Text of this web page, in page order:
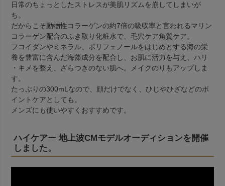
日常のちょっとしたストレスが美肌リズムを崩してしまいが
ち。
だからこそ動物性コラーゲンの約7倍の吸収率と言われるマリン
コラーゲン配合のふき取り化粧水で、毛穴ケア角質ケア。
フコイダンやミネラル、ポリフェノールをはじめとする海の栄
養を豊富に含んだ海藻成分を配合し、お肌に活力を与え、ハリ
・キメを整え、ざらつきのない肌へ。メイクのりもアップしま
す。
たっぷりの300mLなので、顔だけでなく、ひじやひざなどのポ
イントケアとしても。
メンズにも使いやすくおすすめです。
ハイケアー 地上波CMモデルオーディションを開催
しました。